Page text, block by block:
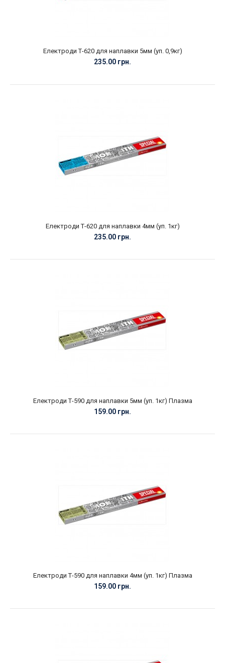
Електроди Т-620 для наплавки 5мм (уп. 0,9кг)
235.00 грн.
Електроди Т-620 для наплавки 4мм (уп. 1кг)
235.00 грн.
Електроди Т-590 для наплавки 5мм (уп. 1кг) Плазма
159.00 грн.
Електроди Т-590 для наплавки 4мм (уп. 1кг) Плазма
159.00 грн.